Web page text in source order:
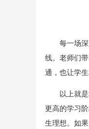
每一场
线。老师们
通，也让学
以上就
更高的学习
生理想。如